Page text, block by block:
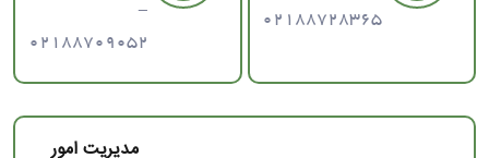
02188728365
-
02188709052
مدیریت امور